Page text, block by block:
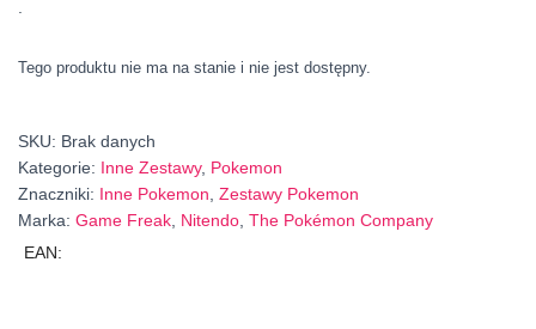
Tego produktu nie ma na stanie i nie jest dostępny.
SKU: Brak danych
Kategorie: Inne Zestawy, Pokemon
Znaczniki: Inne Pokemon Zestawy Pokemon
Marka: Game Freak Nitendo The Pokémon Company
EAN: